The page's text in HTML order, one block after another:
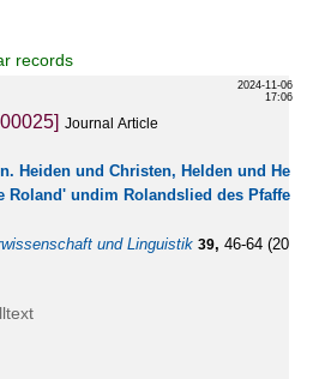
records
2024-11-06
17:06
Journal Article
Heiden und Christen, Helden und He
Roland' undim Rolandslied des Pfaffe
und Linguistik 39, 46-64 (20